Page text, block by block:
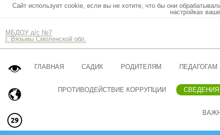
Сайт использует cookie, если вы не хотите, что бы они
настройках
МБДОУ д/с №7
г. Вязьмы Смоленской обл.
ГЛАВНАЯ САДИК РОДИТЕЛЯМ ПЕДАГОГАМ
ПРОТИВОДЕЙСТВИЕ КОРРУПЦИИ